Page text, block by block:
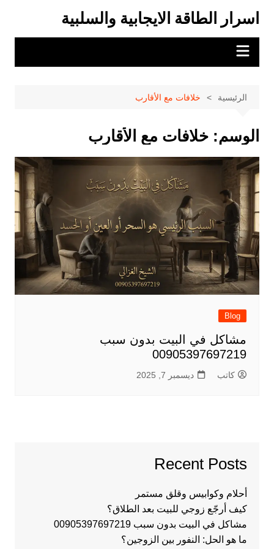
المحتوى
اسرار الطاقة الايجابية والسلبية
الرئيسية خلافات مع الأقارب
الوسم: خلافات مع الأقارب
Blog
مشاكل في البيت بدون سبب
00905397697219
كاتب ديسمبر 7, 2025
Recent Posts
أحلام وكوابيس وقلق مستمر
كيف أرجّع زوجي للبيت بعد الطلاق؟
مشاكل في البيت بدون سبب 00905397697219
ما هو الحل: النفور بين الزوجين؟